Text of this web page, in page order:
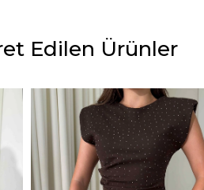
Edilen Ürünler